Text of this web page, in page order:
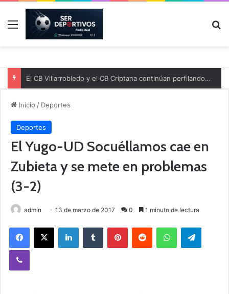
Menú
El CB Villarrobledo y el CB Criptana continúan perfilando sus plantillas
Inicio / Deportes
Deportes
El Yugo-UD Socuéllamos cae en
Zubieta y se mete en problemas
(3-2)
admin 13 de marzo de 2017 0 1 minuto de lectura